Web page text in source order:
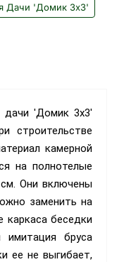
Дачи 'Домик 3х3'
дачи 'Домик 3х3'
строительстве
камерной
на полнотелые
Они включены
заменить на
каркаса беседки
имитация бруса
ее не выгибает,